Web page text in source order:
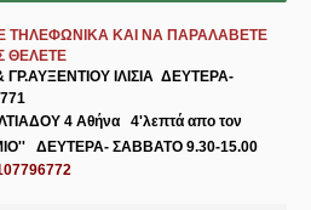
ΤΗΛΕΦΩΝΙΚΑ ΚΑΙ ΝΑ ΠΑΡΑΛΑΒΕΤΕ
ΘΕΛΕΤΕ
ΙΛΙΣΙΑ ΔΕΥΤΕΡΑ-
4 Αθήνα 4'λεπτά απο τον
ΔΕΥΤΕΡΑ- ΣΑΒΒΑΤΟ 9.30-15.00